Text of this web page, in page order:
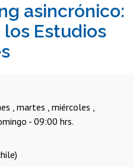
os
os
asincrónico:
Estudios
, martes , miércoles ,
- 09:00 hrs.